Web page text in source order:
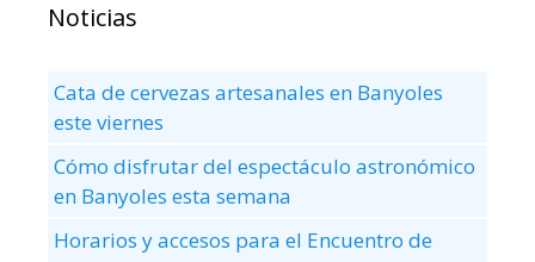
Noticias
Cata de cervezas artesanales en Banyoles
este viernes
Cómo disfrutar del espectáculo astronómico
en Banyoles esta semana
Horarios y accesos para el Encuentro de